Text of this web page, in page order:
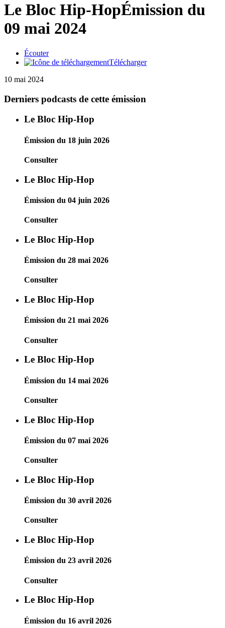
Le Bloc Hip-HopÉmission du
09 mai 2024
Écouter
Télécharger
10 mai 2024
Derniers podcasts de cette émission
Le Bloc Hip-Hop
Émission du 18 juin 2026
Consulter
Le Bloc Hip-Hop
Émission du 04 juin 2026
Consulter
Le Bloc Hip-Hop
Émission du 28 mai 2026
Consulter
Le Bloc Hip-Hop
Émission du 21 mai 2026
Consulter
Le Bloc Hip-Hop
Émission du 14 mai 2026
Consulter
Le Bloc Hip-Hop
Émission du 07 mai 2026
Consulter
Le Bloc Hip-Hop
Émission du 30 avril 2026
Consulter
Le Bloc Hip-Hop
Émission du 23 avril 2026
Consulter
Le Bloc Hip-Hop
Émission du 16 avril 2026